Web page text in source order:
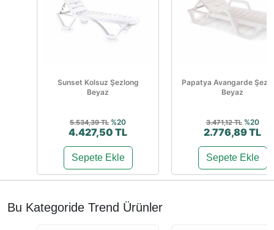
Sunset Kolsuz Şezlong
Beyaz
5.534,39 TL %20
4.427,50 TL
Sepete Ekle
Papatya Avangarde
Beyaz
3.471,12 TL %20
2.776,89 TL
Sepete Ekle
Bu Kategoride Trend Ürünler